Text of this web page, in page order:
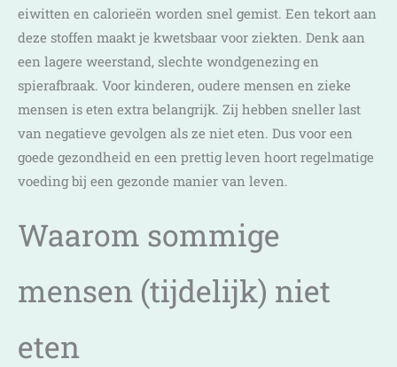
eiwitten en calorieën worden snel gemist. Een tekort aan
deze stoffen maakt je kwetsbaar voor ziekten. Denk aan
een lagere weerstand, slechte wondgenezing en
spierafbraak. Voor kinderen, oudere mensen en zieke
mensen is eten extra belangrijk. Zij hebben sneller last
van negatieve gevolgen als ze niet eten. Dus voor een
goede gezondheid en een prettig leven hoort regelmatige
voeding bij een gezonde manier van leven.
Waarom sommige
mensen (tijdelijk) niet
eten